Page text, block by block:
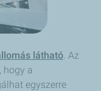
látható. Az
hogy a
egyszerre